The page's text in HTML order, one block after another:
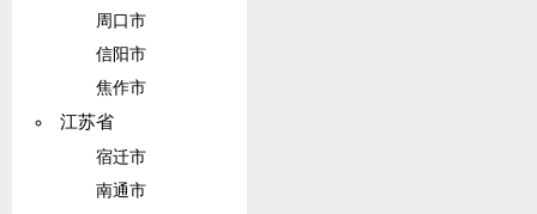
周口市
信阳市
焦作市
江苏省
宿迁市
南通市